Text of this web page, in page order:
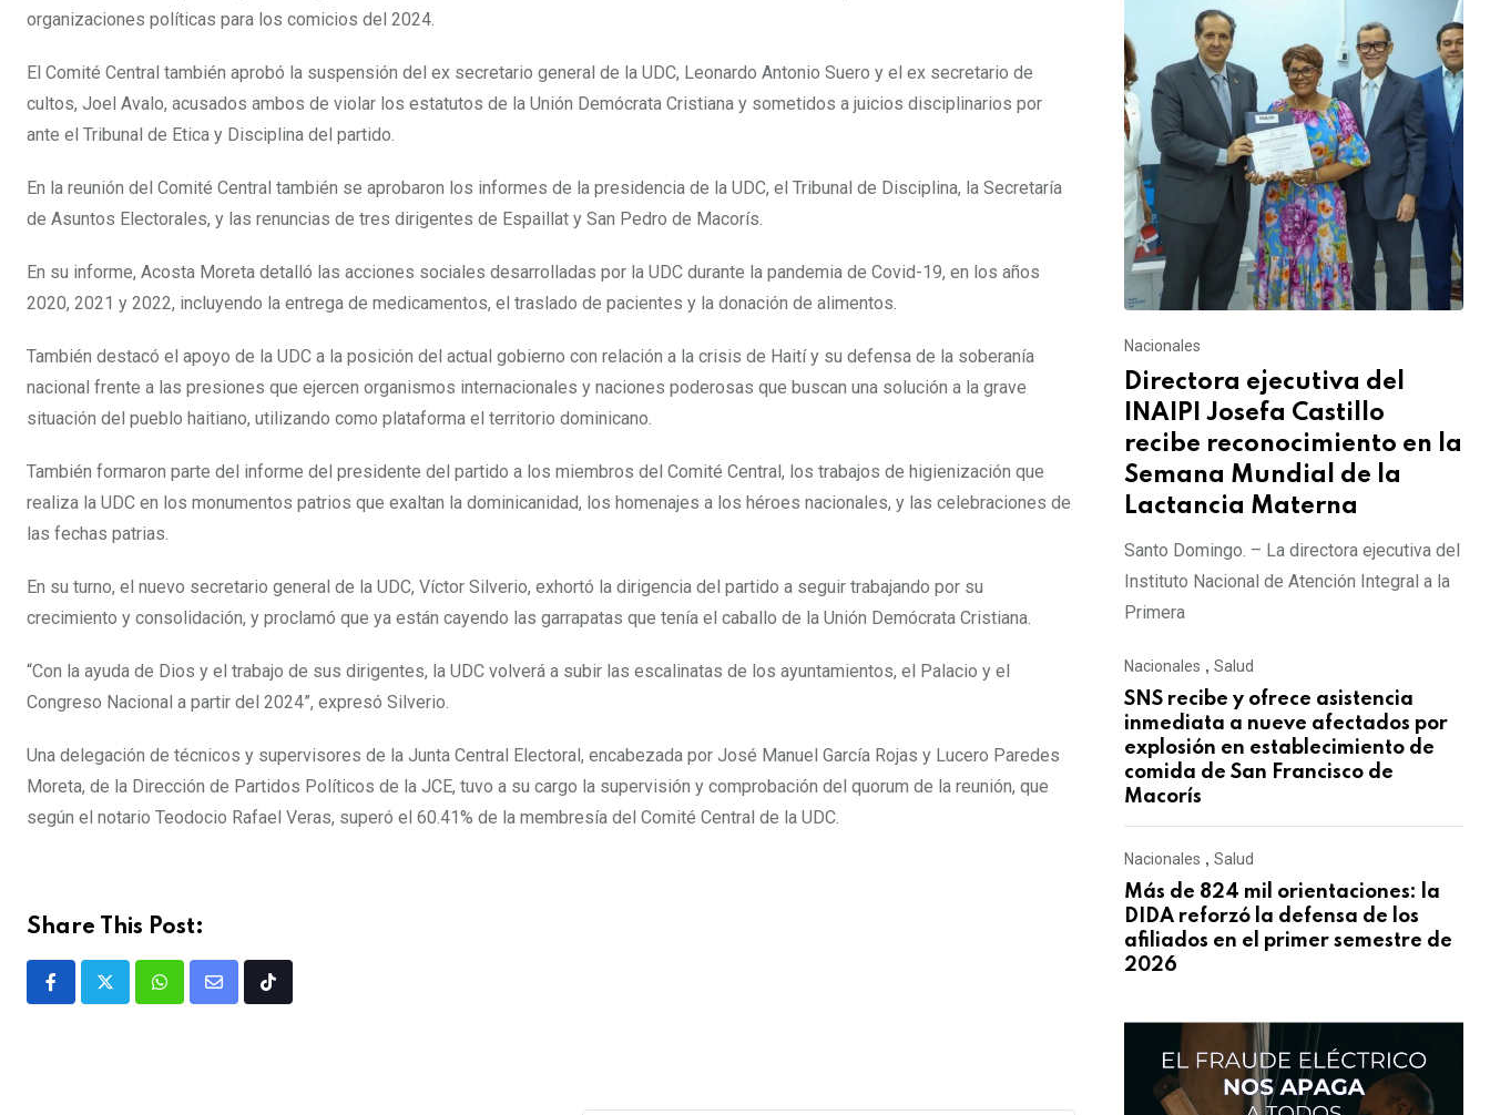
organizaciones políticas para los comicios del 2024.
El Comité Central también aprobó la suspensión del ex secretario general de la UDC, Leonardo Antonio Suero y el ex secretario de
cultos, Joel Avalo, acusados ambos de violar los estatutos de la Unión Demócrata Cristiana y sometidos a juicios disciplinarios por
ante el Tribunal de Etica y Disciplina del partido.
En la reunión del Comité Central también se aprobaron los informes de la presidencia de la UDC, el Tribunal de Disciplina, la Secretaría
de Asuntos Electorales, y las renuncias de tres dirigentes de Espaillat y San Pedro de Macorís.
En su informe, Acosta Moreta detalló las acciones sociales desarrolladas por la UDC durante la pandemia de Covid-19, en los años
2020, 2021 y 2022, incluyendo la entrega de medicamentos, el traslado de pacientes y la donación de alimentos.
También destacó el apoyo de la UDC a la posición del actual gobierno con relación a la crisis de Haití y su defensa de la soberanía
nacional frente a las presiones que ejercen organismos internacionales y naciones poderosas que buscan una solución a la grave
situación del pueblo haitiano, utilizando como plataforma el territorio dominicano.
También formaron parte del informe del presidente del partido a los miembros del Comité Central, los trabajos de higienización que
realiza la UDC en los monumentos patrios que exaltan la dominicanidad, los homenajes a los héroes nacionales, y las celebraciones de
las fechas patrias.
En su turno, el nuevo secretario general de la UDC, Víctor Silverio, exhortó la dirigencia del partido a seguir trabajando por su
crecimiento y consolidación, y proclamó que ya están cayendo las garrapatas que tenía el caballo de la Unión Demócrata Cristiana.
“Con la ayuda de Dios y el trabajo de sus dirigentes, la UDC volverá a subir las escalinatas de los ayuntamientos, el Palacio y el
Congreso Nacional a partir del 2024”, expresó Silverio.
Una delegación de técnicos y supervisores de la Junta Central Electoral, encabezada por José Manuel García Rojas y Lucero Paredes
Moreta, de la Dirección de Partidos Políticos de la JCE, tuvo a su cargo la supervisión y comprobación del quorum de la reunión, que
según el notario Teodocio Rafael Veras, superó el 60.41% de la membresía del Comité Central de la UDC.
Share This Post:
Nacionales
Directora ejecutiva del
INAIPI Josefa Castillo
recibe reconocimiento en la
Semana Mundial de la
Lactancia Materna
Santo Domingo. – La directora ejecutiva del
Instituto Nacional de Atención Integral a la
Primera
Nacionales , Salud
SNS recibe y ofrece asistencia
inmediata a nueve afectados por
explosión en establecimiento de
comida de San Francisco de
Macorís
Nacionales , Salud
Más de 824 mil orientaciones: la
DIDA reforzó la defensa de los
afiliados en el primer semestre de
2026